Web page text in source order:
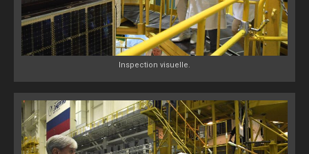
Inspection visuelle.